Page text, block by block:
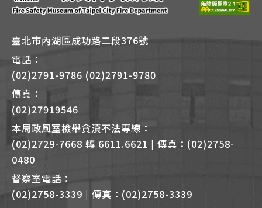
臺北市內湖區成功路二段376號
電話：
(02)2791-9786 (02)2791-9780
傳真：
(02)27919546
本局政風室檢舉貪瀆不法專線：
(02)2729-7668 轉 6611.6621 | 傳真：(02)2758-
0480
督察室電話：
(02)2758-3339 | 傳真：(02)2758-3339